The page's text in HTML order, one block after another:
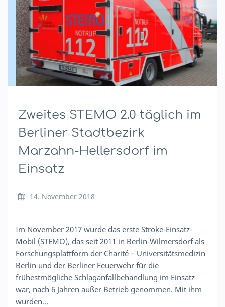
Zweites STEMO 2.0 täglich im
Berliner Stadtbezirk
Marzahn-Hellersdorf im
Einsatz
14. November 2018
Im November 2017 wurde das erste Stroke-Einsatz-
Mobil (STEMO), das seit 2011 in Berlin-Wilmersdorf als
Forschungsplattform der Charité – Universitätsmedizin
Berlin und der Berliner Feuerwehr für die
frühestmögliche Schlaganfallbehandlung im Einsatz
war, nach 6 Jahren außer Betrieb genommen. Mit ihm
wurden…